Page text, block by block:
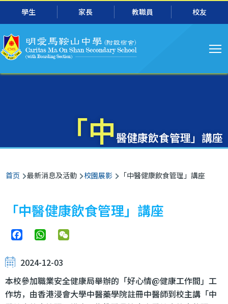
跳转到主要内容
學生 家長 教職員 校友
导
航
「中醫健康飲食管理」講座
面
包
屑
首页 最新消息及活動 校園展影 「中醫健康飲食管理」講座
「中醫健康飲食管理」講座
FacebookWhatsApp
2024-12-03
本校參加職業安全健康局舉辦的「好心情@健康工作間」工
作坊，由香港浸會大學中醫藥學院註冊中醫師到校主講「中